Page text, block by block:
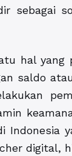
sebagai
hal yang
saldo
digital,